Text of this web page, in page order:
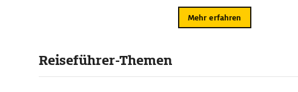
Mehr erfahren
Reiseführer-Themen